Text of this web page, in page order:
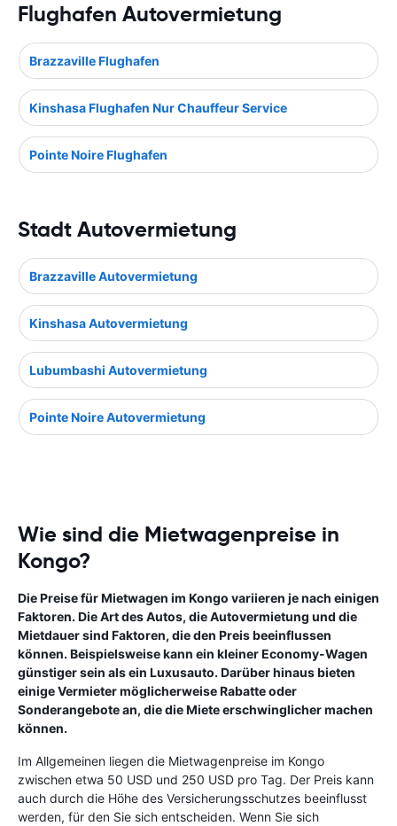
Flughafen Autovermietung
Brazzaville Flughafen
Kinshasa Flughafen Nur Chauffeur Service
Pointe Noire Flughafen
Stadt Autovermietung
Brazzaville Autovermietung
Kinshasa Autovermietung
Lubumbashi Autovermietung
Pointe Noire Autovermietung
Wie sind die Mietwagenpreise in
Kongo?
Die Preise für Mietwagen im Kongo variieren je nach einigen
Faktoren. Die Art des Autos, die Autovermietung und die
Mietdauer sind Faktoren, die den Preis beeinflussen
können. Beispielsweise kann ein kleiner Economy-Wagen
günstiger sein als ein Luxusauto. Darüber hinaus bieten
einige Vermieter möglicherweise Rabatte oder
Sonderangebote an, die die Miete erschwinglicher machen
können.
Im Allgemeinen liegen die Mietwagenpreise im Kongo
zwischen etwa 50 USD und 250 USD pro Tag. Der Preis kann
auch durch die Höhe des Versicherungsschutzes beeinflusst
werden, für den Sie sich entscheiden. Wenn Sie sich